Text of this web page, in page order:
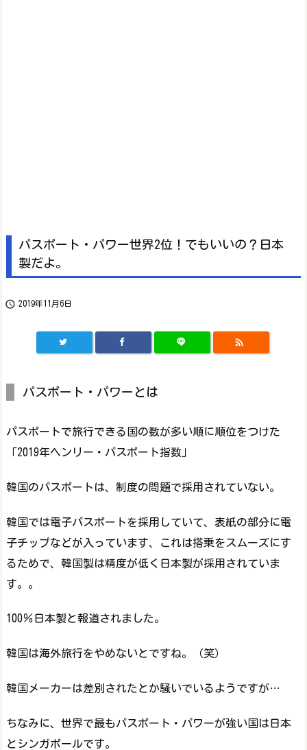
パスポート・パワー世界2位！でもいいの？日本
製だよ。
 2019年11月6日

パスポート・パワーとは
パスポートで旅行できる国の数が多い順に順位をつけた
「2019年ヘンリー・パスポート指数」
韓国のパスポートは、制度の問題で採用されていない。
韓国では電子パスポートを採用していて、表紙の部分に電
子チップなどが入っています、これは搭乗をスムーズにす
るためで、韓国製は精度が低く日本製が採用されていま
す。。
100％日本製と報道されました。
韓国は海外旅行をやめないとですね。（笑）
韓国メーカーは差別されたとか騒いでいるようですが…
ちなみに、世界で最もパスポート・パワーが強い国は日本
とシンガポールです。